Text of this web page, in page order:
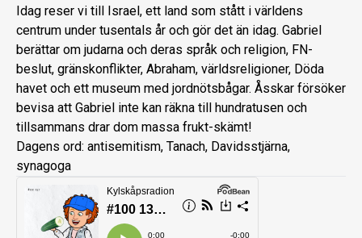
Idag reser vi till Israel, ett land som stått i världens
centrum under tusentals år och gör det än idag. Gabriel
berättar om judarna och deras språk och religion, FN-
beslut, gränskonflikter, Abraham, världsreligioner, Döda
havet och ett museum med jordnötsbågar. Åsskar försöker
bevisa att Gabriel inte kan räkna till hundratusen och
tillsammans drar dom massa frukt-skämt!
Dagens ord: antisemitism, Tanach, Davidsstjärna,
synagoga